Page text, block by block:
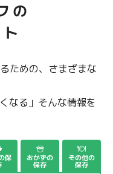
の
ための、さまざまな
なる」そんな情報を
保 おかずの
保存
その他の
保存